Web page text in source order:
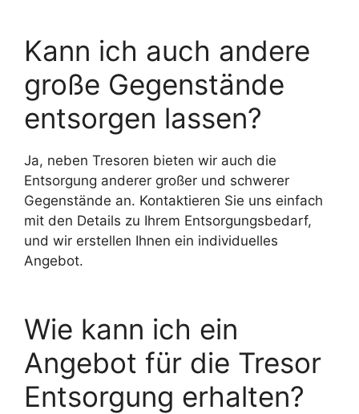
Kann ich auch andere
große Gegenstände
entsorgen lassen?
Ja, neben Tresoren bieten wir auch die
Entsorgung anderer großer und schwerer
Gegenstände an. Kontaktieren Sie uns einfach
mit den Details zu Ihrem Entsorgungsbedarf,
und wir erstellen Ihnen ein individuelles
Angebot.
Wie kann ich ein
Angebot für die Tresor
Entsorgung erhalten?